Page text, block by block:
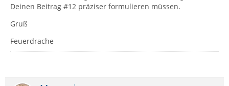
Deinen Beitrag #12 präziser formulieren müssen.
Gruß
Feuerdrache